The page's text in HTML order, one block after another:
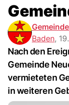
Baden,
Nach den
Gemeinde
vermieteten
in weiteren